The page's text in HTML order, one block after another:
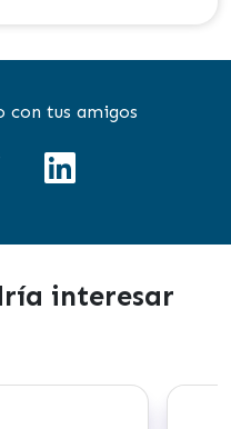
con tus amigos
interesar